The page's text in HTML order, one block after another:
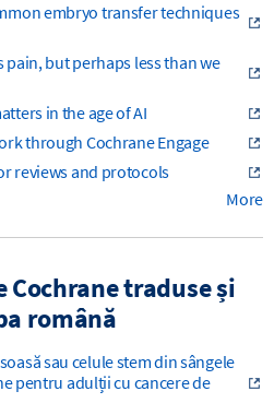
embryo transfer techniques
but perhaps less than we
in the age of AI
through Cochrane Engage
reviews and protocols
More
traduse și
română
sau celule stem din sângele
pentru adulții cu cancere de